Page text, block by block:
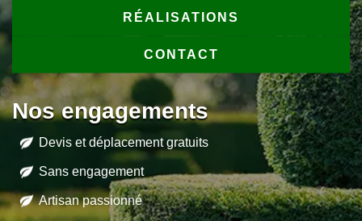
RÉALISATIONS
CONTACT
Nos engagements
Devis et déplacement gratuits
Sans engagement
Artisan passionné